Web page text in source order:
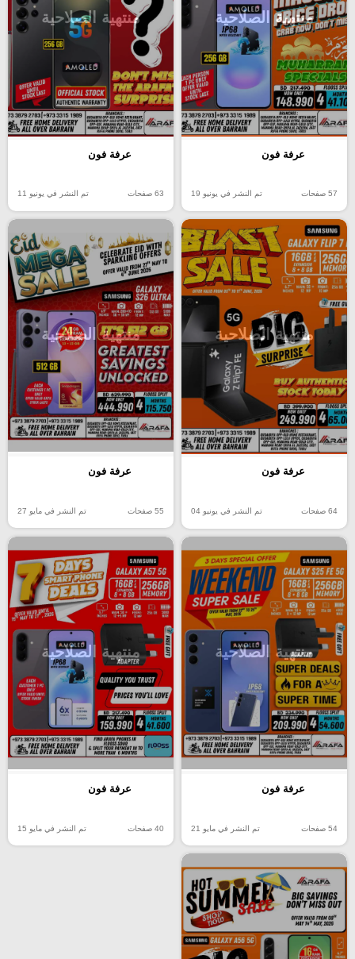
منتهية الصلاحية
عرفة فون
57 صفحات تم النشر في يونيو 19
منتهية الصلاحية
عرفة فون
63 صفحات تم النشر في يونيو 11
منتهية الصلاحية
عرفة فون
64 صفحات تم النشر في يونيو 04
منتهية الصلاحية
عرفة فون
55 صفحات تم النشر في مايو 27
منتهية الصلاحية
عرفة فون
54 صفحات تم النشر في مايو 21
منتهية الصلاحية
عرفة فون
40 صفحات تم النشر في مايو 15